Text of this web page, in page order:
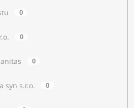
0
0
0
syn s.r.o. 0